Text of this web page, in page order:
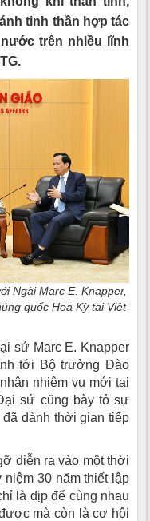
tinh thần hợp tác
trên nhiều lĩnh
Ngài Marc E. Knapper,
quốc Hoa Kỳ tại Việt
sứ Marc E. Knapper
tới Bộ trưởng Đào
nhiệm vụ mới tại
sứ cũng bày tỏ sự
dành thời gian tiếp
diễn ra vào một thời
30 năm thiết lập
là dịp để cùng nhau
mà còn là cơ hội